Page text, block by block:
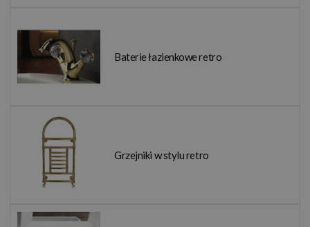
Baterie łazienkowe retro
Grzejniki w stylu retro